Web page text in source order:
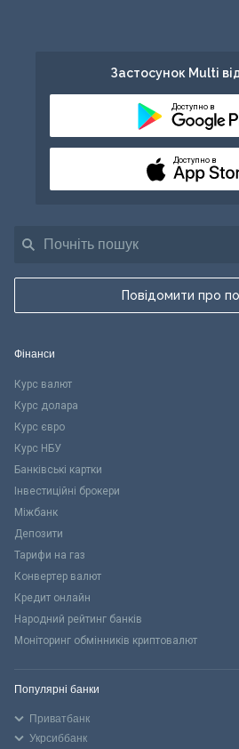
Повідомити про
Застосунок Multi
Доступно в
Доступно в
Фінанси
Курс валют
Курс долара
Курс євро
Курс НБУ
Банківські картки
Інвестиційні брокери
Міжбанк
Депозити
Тарифи на газ
Конвертер валют
Кредит онлайн
Народний рейтинг банків
Моніторинг обмінників криптовалют
Популярні банки
Приватбанк
Укрсиббанк